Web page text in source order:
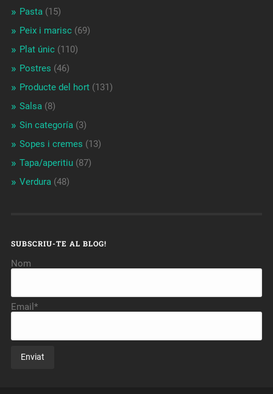
Pasta(15)
Peix i marisc(69)
Plat únic(110)
Postres (46)
Producte del hort(131)
Salsa(8)
Sin categoría(3)
Sopes i cremes (13)
Tapa/aperitiu(87)
Verdura(48)
SUBSCRIU-TE AL BLOG!
Nom
Email*